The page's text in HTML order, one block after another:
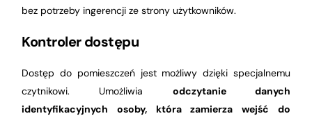
bez potrzeby ingerencji ze strony użytkowników.
Kontroler dostępu
Dostęp do pomieszczeń jest możliwy dzięki specjalnemu
czytnikowi. Umożliwia odczytanie danych
identyfikacyjnych osoby, która zamierza wejść do